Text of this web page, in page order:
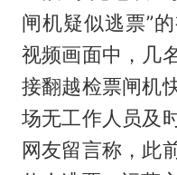
闸机疑似逃票”
视频画面中，几
接翻越检票闸机
场无工作人员及
网友留言称，此